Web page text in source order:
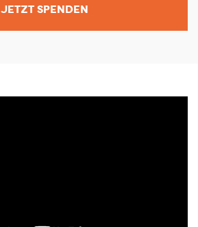
JETZT SPENDEN